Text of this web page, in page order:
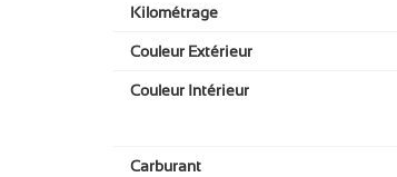
Kilométrage
Couleur Extérieur
Couleur Intérieur
Carburant